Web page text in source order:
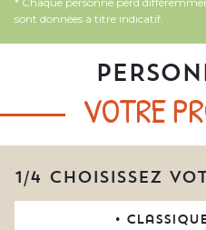
sont données à titre indicatif.
VOTRE
1/4 CHOISISSEZ
•